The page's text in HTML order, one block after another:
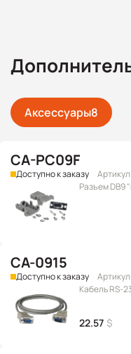
Аксессуары8
CA-PC09F
Доступно к заказу
Разъем DB9
CA-0915
Доступно к заказу
Кабель RS-
22.57 $